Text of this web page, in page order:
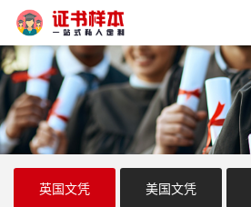
英国文凭 美国文凭